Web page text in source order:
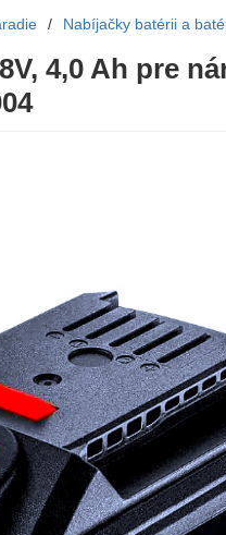
/ Nabíjačky batérii a
4,0 Ah pre